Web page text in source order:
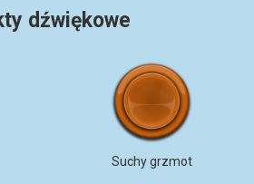
dźwiękowe
Suchy grzmot